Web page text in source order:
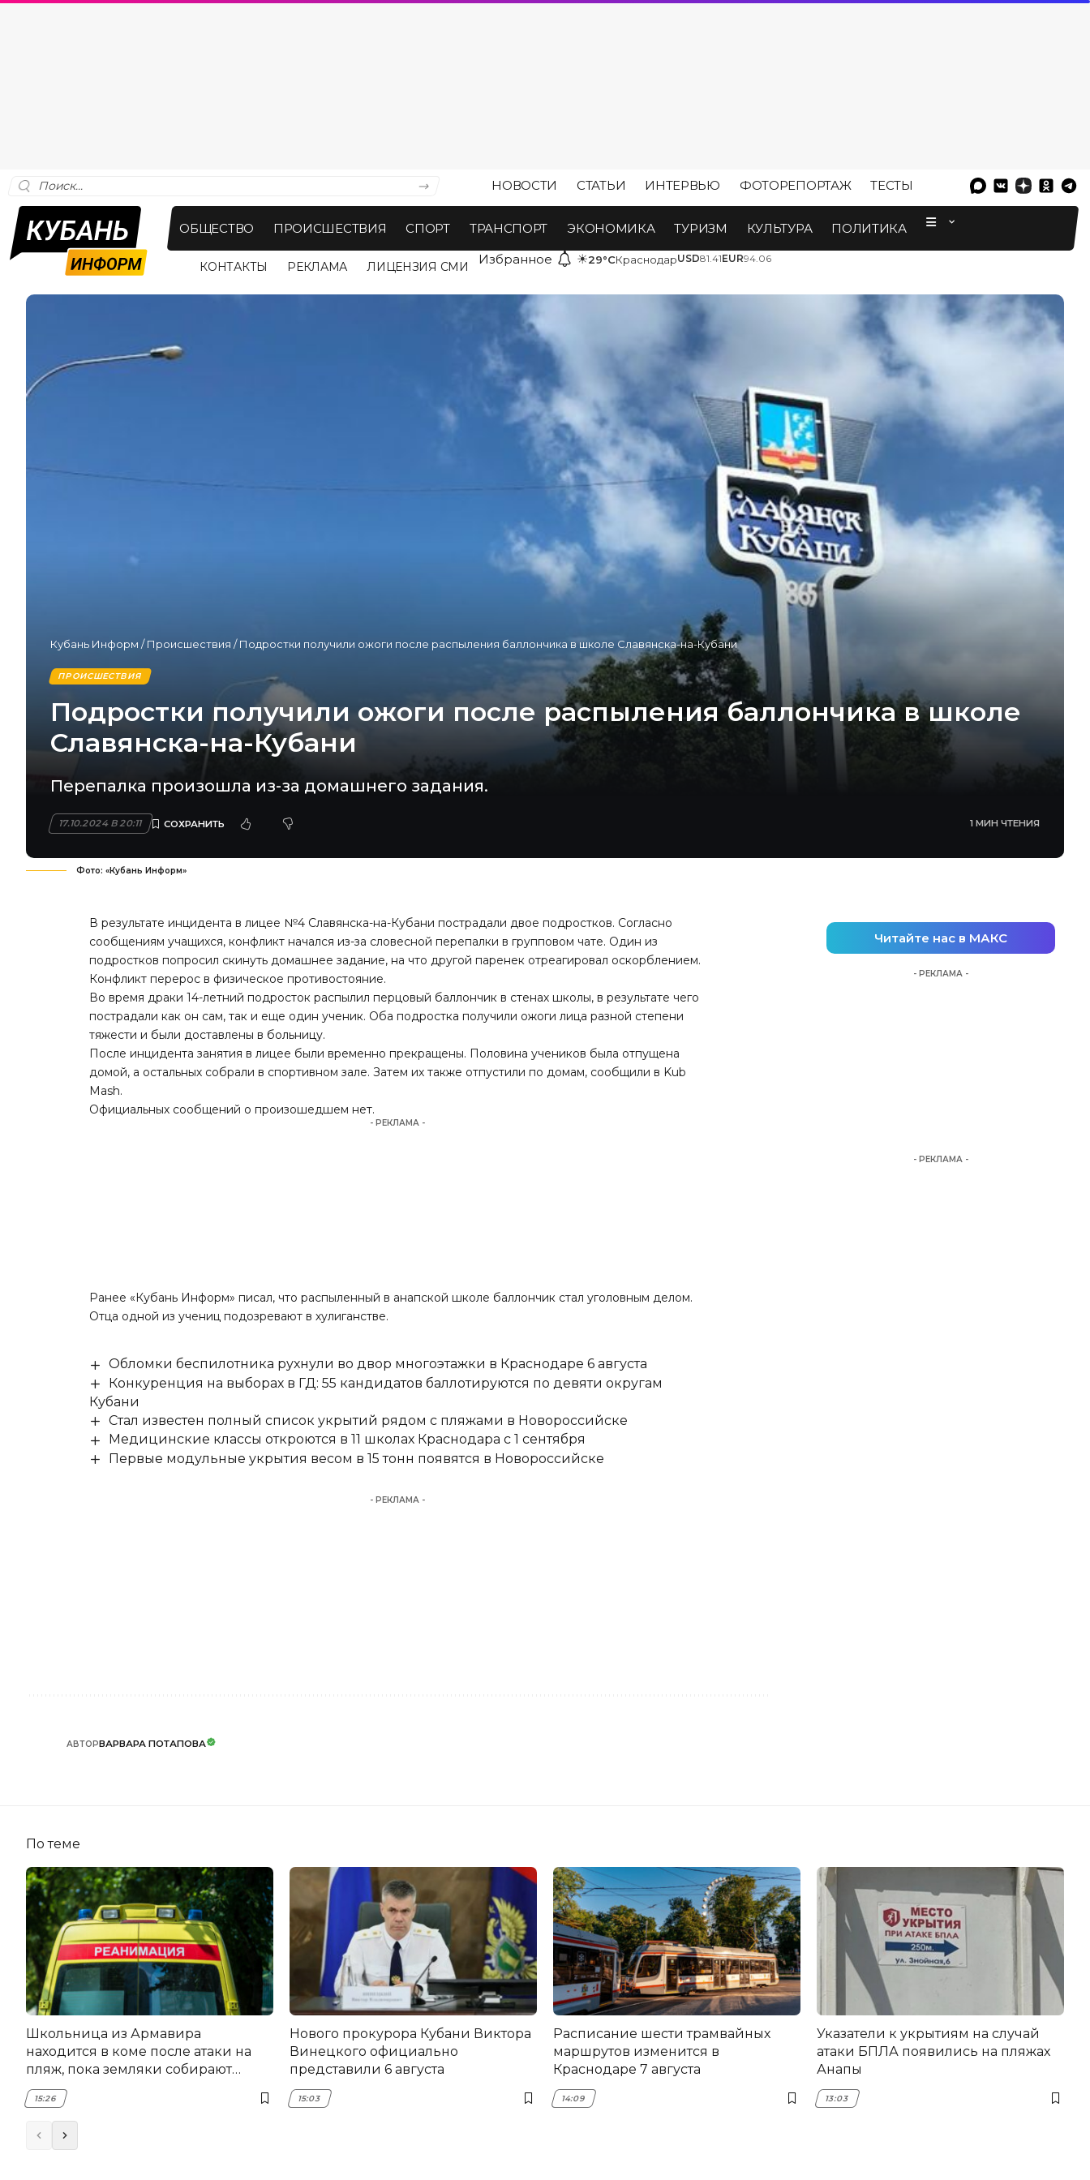
НОВОСТИ СТАТЬИ ИНТЕРВЬЮ ФОТОРЕПОРТАЖ ТЕСТЫ
ОБЩЕСТВО ПРОИСШЕСТВИЯ СПОРТ ТРАНСПОРТ ЭКОНОМИКА ТУРИЗМ КУЛЬТУРА ПОЛИТИКА
КОНТАКТЫ РЕКЛАМА ЛИЦЕНЗИЯ СМИ Избранное ☀29°CКраснодарUSD81.41EUR94.06
Кубань Информ /Происшествия /Подростки получили ожоги после распыления баллончика в школе Славянска-на-Кубани
ПРОИСШЕСТВИЯ
Подростки получили ожоги после распыления баллончика в школе
Славянска-на-Кубани
Перепалка произошла из-за домашнего задания.
17.10.2024 В 20:11 1 МИН ЧТЕНИЯ
Фото: «Кубань Информ»
В результате инцидента в лицее №4 Славянска-на-Кубани пострадали двое подростков. Согласно
сообщениям учащихся, конфликт начался из-за словесной перепалки в групповом чате. Один из
подростков попросил скинуть домашнее задание, на что другой паренек отреагировал оскорблением.
Конфликт перерос в физическое противостояние.
Во время драки 14-летний подросток распылил перцовый баллончик в стенах школы, в результате чего
пострадали как он сам, так и еще один ученик. Оба подростка получили ожоги лица разной степени
тяжести и были доставлены в больницу.
После инцидента занятия в лицее были временно прекращены. Половина учеников была отпущена
домой, а остальных собрали в спортивном зале. Затем их также отпустили по домам, сообщили в Kub
Mash.
Официальных сообщений о произошедшем нет.
- РЕКЛАМА -
Ранее «Кубань Информ» писал, что распыленный в анапской школе баллончик стал уголовным делом.
Отца одной из учениц подозревают в хулиганстве.
Обломки беспилотника рухнули во двор многоэтажки в Краснодаре 6 августа
Конкуренция на выборах в ГД: 55 кандидатов баллотируются по девяти округам
Кубани
Стал известен полный список укрытий рядом с пляжами в Новороссийске
Медицинские классы откроются в 11 школах Краснодара с 1 сентября
Первые модульные укрытия весом в 15 тонн появятся в Новороссийске
- РЕКЛАМА -
АВТОРВАРВАРА ПОТАПОВА
Читайте нас в МАКС
- РЕКЛАМА -
- РЕКЛАМА -
По теме
Школьница из Армавира
находится в коме после атаки на
пляж, пока земляки собирают
помощь
15:26
Нового прокурора Кубани Виктора
Винецкого официально
представили 6 августа
15:03
Расписание шести трамвайных
маршрутов изменится в
Краснодаре 7 августа
14:09
Указатели к укрытиям на случай
атаки БПЛА появились на пляжах
Анапы
13:03